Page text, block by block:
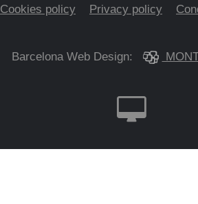
Cookies policy Privacy policy
Barcelona Web Design: